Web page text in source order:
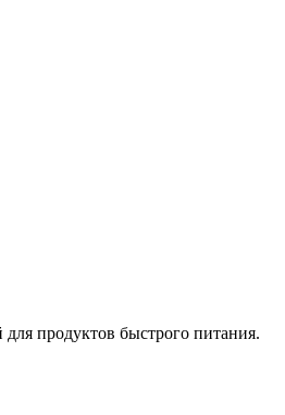
продуктов быстрого питания.